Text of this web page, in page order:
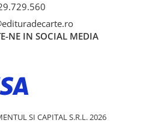
NE IN SOCIAL MEDIA
SI CAPITAL S.R.L. 2026